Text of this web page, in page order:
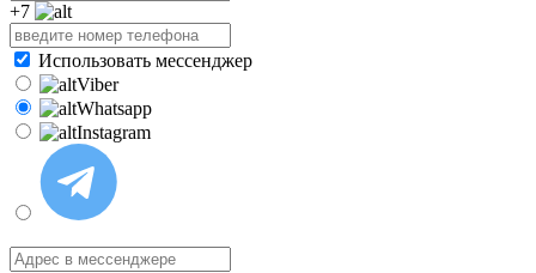
+7
Использовать мессенджер
Viber
Whatsapp
Instagram